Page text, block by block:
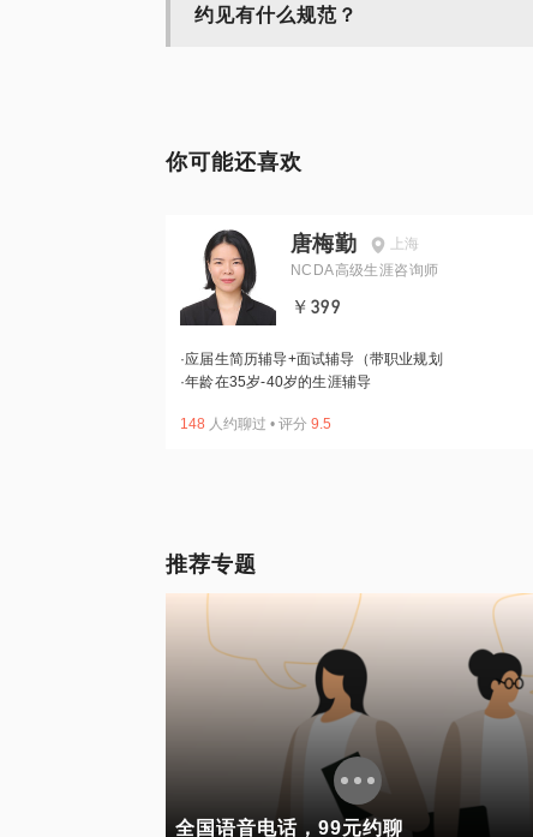
约见有什么规范？
你可能还喜欢
唐梅勤
上海
NCDA高级生涯咨询师
￥399
·应届生简历辅导+面试辅导（带职业规划
·年龄在35岁-40岁的生涯辅导
148 人约聊过 • 评分 9.5
推荐专题
全国语音电话，99元约聊